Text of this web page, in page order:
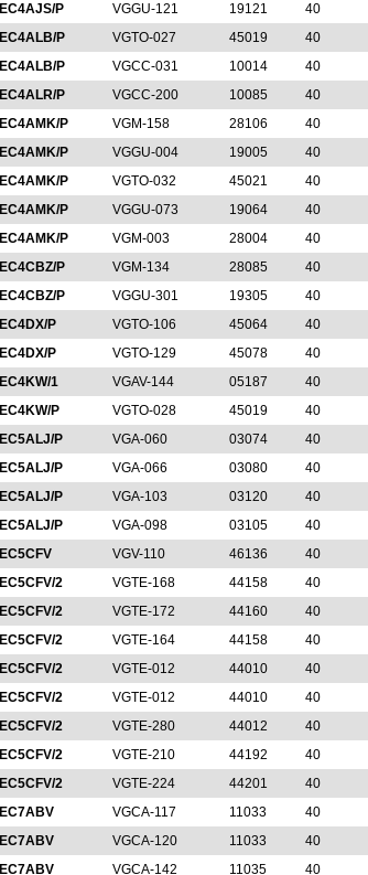
EC4AJS/P
VGGU-121 19121 40
EC4ALB/P
VGTO-027 45019 40
EC4ALB/P
VGCC-031 10014 40
EC4ALR/P
VGCC-200 10085 40
EC4AMK/P
VGM-158 28106 40
EC4AMK/P
VGGU-004 19005 40
EC4AMK/P
VGTO-032 45021 40
EC4AMK/P
VGGU-073 19064 40
EC4AMK/P
VGM-003 28004 40
EC4CBZ/P
VGM-134 28085 40
EC4CBZ/P
VGGU-301 19305 40
EC4DX/P
VGTO-106 45064 40
EC4DX/P
VGTO-129 45078 40
EC4KW/1
VGAV-144 05187 40
EC4KW/P
VGTO-028 45019 40
EC5ALJ/P
VGA-060 03074 40
EC5ALJ/P
VGA-066 03080 40
EC5ALJ/P
VGA-103 03120 40
EC5ALJ/P
VGA-098 03105 40
EC5CFV
VGV-110 46136 40
EC5CFV/2
VGTE-168 44158 40
EC5CFV/2
VGTE-172 44160 40
EC5CFV/2
VGTE-164 44158 40
EC5CFV/2
VGTE-012 44010 40
EC5CFV/2
VGTE-012 44010 40
EC5CFV/2
VGTE-280 44012 40
EC5CFV/2
VGTE-210 44192 40
EC5CFV/2
VGTE-224 44201 40
EC7ABV
VGCA-117 11033 40
EC7ABV
VGCA-120 11033 40
EC7ABV
VGCA-142 11035 40